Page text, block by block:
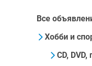
Все
Хобби и
CD,